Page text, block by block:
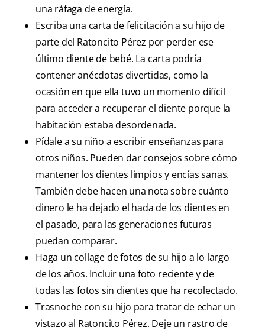
una ráfaga de energía.
Escriba una carta de felicitación a su hijo de
parte del Ratoncito Pérez por perder ese
último diente de bebé. La carta podría
contener anécdotas divertidas, como la
ocasión en que ella tuvo un momento difícil
para acceder a recuperar el diente porque la
habitación estaba desordenada.
Pídale a su niño a escribir enseñanzas para
otros niños. Pueden dar consejos sobre cómo
mantener los dientes limpios y encías sanas.
También debe hacen una nota sobre cuánto
dinero le ha dejado el hada de los dientes en
el pasado, para las generaciones futuras
puedan comparar.
Haga un collage de fotos de su hijo a lo largo
de los años. Incluir una foto reciente y de
todas las fotos sin dientes que ha recolectado.
Trasnoche con su hijo para tratar de echar un
vistazo al Ratoncito Pérez. Deje un rastro de